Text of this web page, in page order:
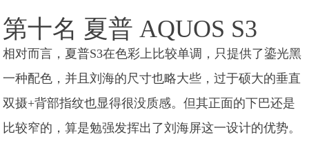
第十名 夏普 AQUOS S3
相对而言，夏普S3在色彩上比较单调，只提供了鎏光黑
一种配色，并且刘海的尺寸也略大些，过于硕大的垂直
双摄+背部指纹也显得很没质感。但其正面的下巴还是
比较窄的，算是勉强发挥出了刘海屏这一设计的优势。